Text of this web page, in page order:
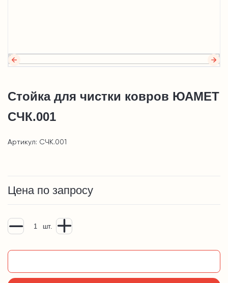
Стойка для чистки ковров ЮАМЕТ
CЧК.001
Артикул: CЧК.001
Цена по запросу
шт.